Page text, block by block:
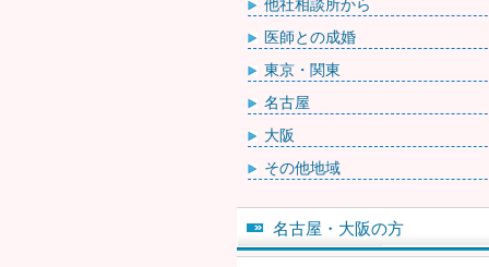
他社相談所から
医師との成婚
東京・関東
名古屋
大阪
その他地域
名古屋・大阪の方